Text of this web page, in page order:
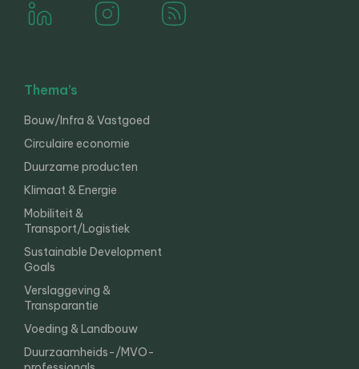
Thema’s
Bouw/Infra & Vastgoed
Circulaire economie
Duurzame producten
Klimaat & Energie
Mobiliteit &
Transport/Logistiek
Sustainable Development
Goals
Verslaggeving &
Transparantie
Voeding & Landbouw
Duurzaamheids-/MVO-